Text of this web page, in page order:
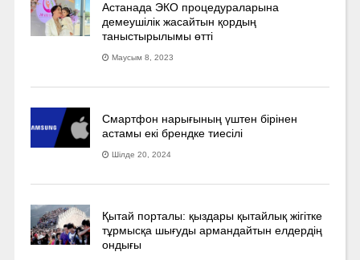
Астанада ЭКО процедураларына
демеушілік жасайтын қордың
таныстырылымы өтті
Маусым 8, 2023
Смартфон нарығының үштен бірінен
астамы екі брендке тиесілі
Шілде 20, 2024
Қытай порталы: қыздары қытайлық жігітке
тұрмысқа шығуды армандайтын елдердің
ондығы